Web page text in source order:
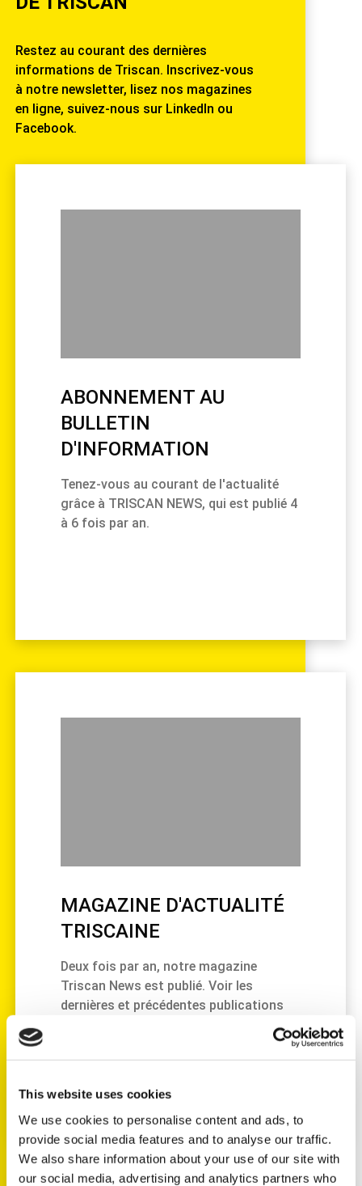
This website uses cookies
We use cookies to personalise content and ads, to
provide social media features and to analyse our traffic.
We also share information about your use of our site with
our social media, advertising and analytics partners who
Restez au courant des dernières
informations de Triscan. Inscrivez-vous
à notre newsletter, lisez nos magazines
en ligne, suivez-nous sur LinkedIn ou
Facebook.
ABONNEMENT AU
BULLETIN
D'INFORMATION
Tenez-vous au courant de l'actualité
grâce à TRISCAN NEWS, qui est publié 4
à 6 fois par an.
MAGAZINE D'ACTUALITÉ
TRISCAINE
Deux fois par an, notre magazine
Triscan News est publié. Voir les
dernières et précédentes publications